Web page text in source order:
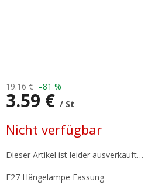
19.16 € –81 %
3.59 € / St
Nicht verfügbar
Dieser Artikel ist leider ausverkauft…
E27 Hängelampe Fassung